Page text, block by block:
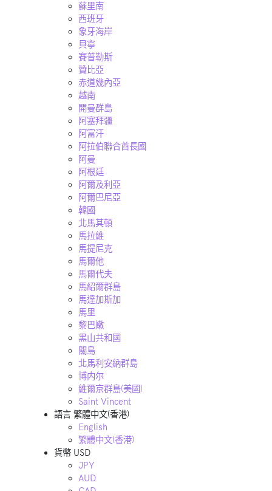
蘇里南
西班牙
象牙海岸
貝寧
賽普勒斯
贊比亞
赤道幾內亞
越南
開曼群島
阿塞拜疆
阿富汗
阿拉伯聯合酋長國
阿曼
阿根廷
阿爾及利亞
阿爾巴尼亞
韓國
北馬其頓
馬拉維
馬提尼克
馬爾他
馬爾代夫
馬紹爾群島
馬達加斯加
馬里
黎巴嫩
黑山共和國
關島
北馬利安納群島
博内尔
維爾京群島(美國)
Saint Vincent
語言 繁體中文(香港)
English
繁體中文(香港)
貨幣 USD
JPY
AUD